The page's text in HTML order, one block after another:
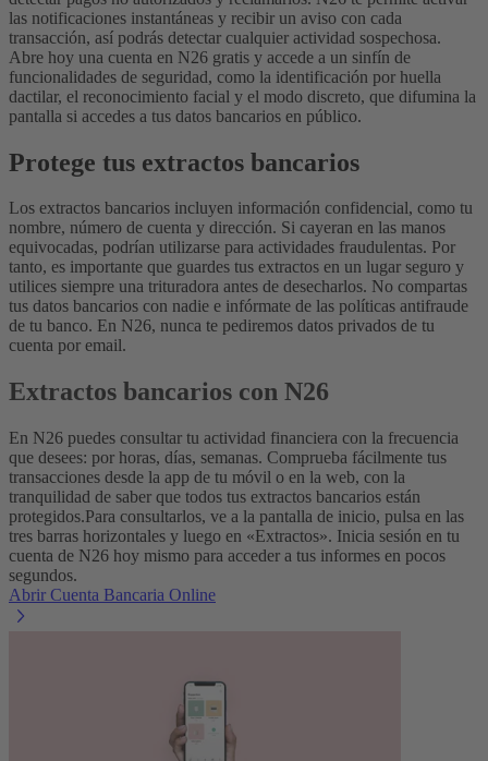
las notificaciones instantáneas y recibir un aviso con cada
transacción, así podrás detectar cualquier actividad sospechosa.
Abre hoy una cuenta en N26 gratis y accede a un sinfín de
funcionalidades de seguridad, como la identificación por huella
dactilar, el reconocimiento facial y el modo discreto, que difumina la
pantalla si accedes a tus datos bancarios en público.
Protege tus extractos bancarios
Los extractos bancarios incluyen información confidencial, como tu
nombre, número de cuenta y dirección. Si cayeran en las manos
equivocadas, podrían utilizarse para actividades fraudulentas. Por
tanto, es importante que guardes tus extractos en un lugar seguro y
utilices siempre una trituradora antes de desecharlos. No compartas
tus datos bancarios con nadie e infórmate de las políticas antifraude
de tu banco. En N26, nunca te pediremos datos privados de tu
cuenta por email.
Extractos bancarios con N26
En N26 puedes consultar tu actividad financiera con la frecuencia
que desees: por horas, días, semanas. Comprueba fácilmente tus
transacciones desde la app de tu móvil o en la web, con la
tranquilidad de saber que todos tus extractos bancarios están
protegidos.Para consultarlos, ve a la pantalla de inicio, pulsa en las
tres barras horizontales y luego en «Extractos». Inicia sesión en tu
cuenta de N26 hoy mismo para acceder a tus informes en pocos
segundos.
Abrir Cuenta Bancaria Online